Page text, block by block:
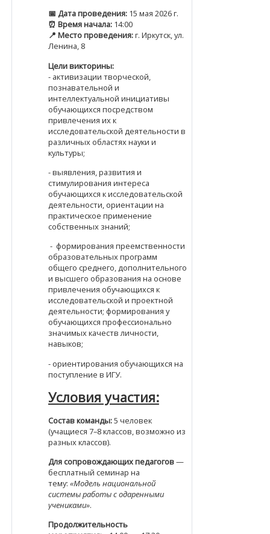
📅 Дата проведения:15 мая 2026 г.
⏰ Время начала:14:00
📍 Место проведения:г. Иркутск, ул.
Ленина, 8
Цели викторины:
- активизации творческой,
познавательной и
интеллектуальной инициативы
обучающихся посредством
привлечения их к
исследовательской деятельности в
различных областях науки и
культуры;
- выявления, развития и
стимулирования интереса
обучающихся к исследовательской
деятельности, ориентации на
практическое применение
собственных знаний;
- формирования преемственности
образовательных программ
общего среднего, дополнительного
и высшего образования на основе
привлечения обучающихся к
исследовательской и проектной
деятельности; формирования у
обучающихся профессионально
значимых качеств личности,
навыков;
- ориентирования обучающихся на
поступление в ИГУ.
Условия участия:
Состав команды:5 человек
(учащиеся 7–8 классов, возможно из
разных классов).
Для сопровождающих педагогов—
бесплатный семинар на
тему: «Модель национальной
системы работы с одаренными
учениками».
Продолжительность